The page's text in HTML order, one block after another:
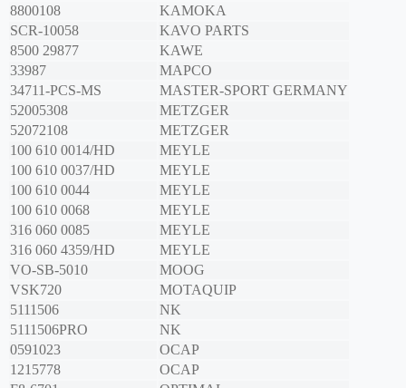
8800108
KAMOKA
SCR-10058
KAVO PARTS
8500 29877
KAWE
33987
MAPCO
34711-PCS-MS
MASTER-SPORT GERMANY
52005308
METZGER
52072108
METZGER
100 610 0014/HD
MEYLE
100 610 0037/HD
MEYLE
100 610 0044
MEYLE
100 610 0068
MEYLE
316 060 0085
MEYLE
316 060 4359/HD
MEYLE
VO-SB-5010
MOOG
VSK720
MOTAQUIP
5111506
NK
5111506PRO
NK
0591023
OCAP
1215778
OCAP